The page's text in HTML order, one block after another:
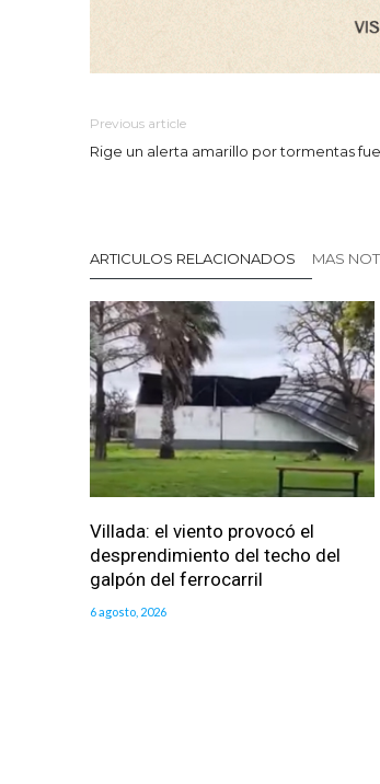
Previous article
Rige un alerta amarillo por tormentas
ARTICULOS RELACIONADOS MAS
Villada: el viento provocó el
desprendimiento del techo del
galpón del ferrocarril
6 agosto, 2026